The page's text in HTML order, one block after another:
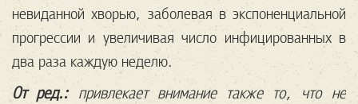
невиданной хворью, заболевая в экспоненциальной
прогрессии и увеличивая число инфицированных в
два раза каждую неделю.
От ред.: привлекает внимание также то, что не